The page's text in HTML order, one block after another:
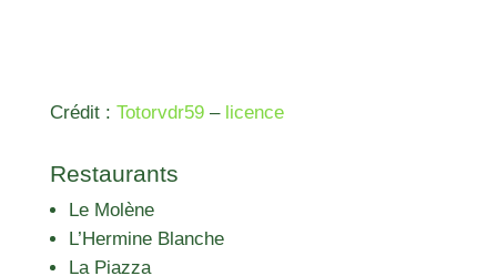
Crédit : Totorvdr59– licence
Restaurants
Le Molène
L’Hermine Blanche
La Piazza